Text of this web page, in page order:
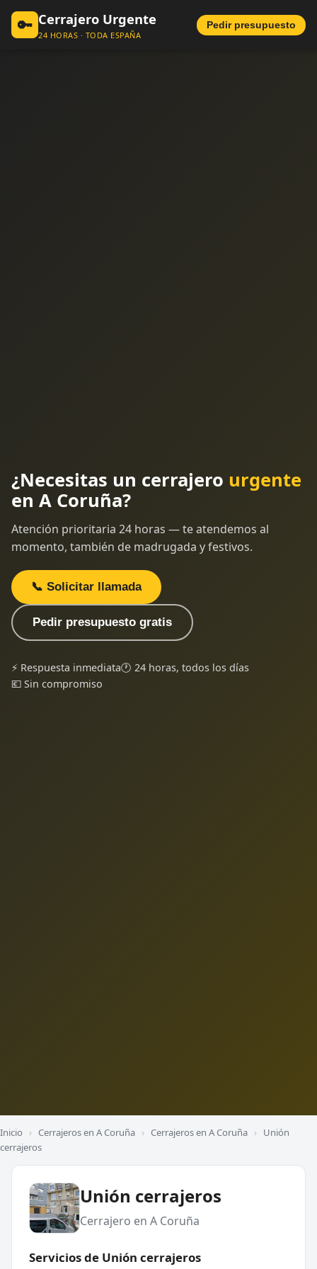
🔑 Cerrajero Urgente
24 HORAS · TODA ESPAÑA
Pedir presupuesto
¿Necesitas un cerrajero urgente
en A Coruña?
Atención prioritaria 24 horas — te atendemos al
momento, también de madrugada y festivos.
📞 Solicitar llamada
Pedir presupuesto gratis
⚡ Respuesta inmediata🕐 24 horas, todos los días
💶 Sin compromiso
Inicio › Cerrajeros en A Coruña › Cerrajeros en A Coruña › Unión
cerrajeros
Unión cerrajeros
Cerrajero en A Coruña
Servicios de Unión cerrajeros